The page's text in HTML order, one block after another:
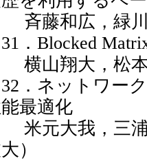
藤和広，緑川
．Blocked
山翔大，松本
．ネットワー
最適化
元大我，三浦
）